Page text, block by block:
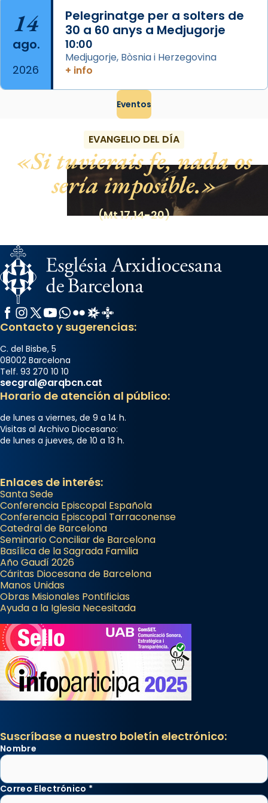
14
ago.
2026
Pelegrinatge per a solters de
30 a 60 anys a Medjugorje
10:00
Medjugorje, Bòsnia i Herzegovina
+ info
Eventos
EVANGELIO DEL DÍA
Si tuvierais fe, nada os
sería imposible.
(Mt 17,14-20)
Facebook
Instagram
X / Twitter
YouTube
WhatsApp
FlickrRadio Estel
Catalunya Cristiana
Contacto y sugerencias:
C. del Bisbe, 5
08002 Barcelona
Telf. 93 270 10 10
secgral@arqbcn.cat
Horario de atención al público:
de lunes a viernes, de 9 a 14 h.
Visitas al Archivo Diocesano:
de lunes a jueves, de 10 a 13 h.
Enlaces de interés:
Santa Sede
Conferencia Episcopal Española
Conferencia Episcopal Tarraconense
Catedral de Barcelona
Seminario Conciliar de Barcelona
Basílica de la Sagrada Familia
Año Gaudí 2026
Cáritas Diocesana de Barcelona
Manos Unidas
Obras Misionales Pontificias
Ayuda a la Iglesia Necesitada
Suscríbase a nuestro boletín electrónico:
Nombre
Correo Electrónico *